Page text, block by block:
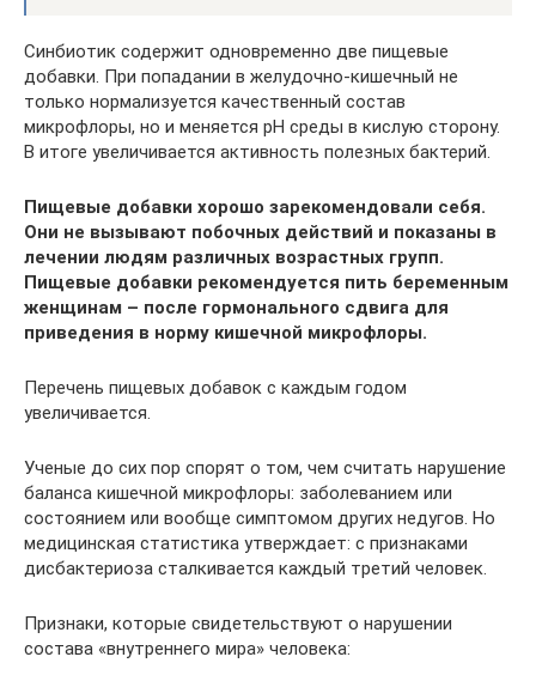
Синбиотик содержит одновременно две пищевые
добавки. При попадании в желудочно-кишечный не
только нормализуется качественный состав
микрофлоры, но и меняется pH среды в кислую сторону.
В итоге увеличивается активность полезных бактерий.
Пищевые добавки хорошо зарекомендовали себя.
Они не вызывают побочных действий и показаны в
лечении людям различных возрастных групп.
Пищевые добавки рекомендуется пить беременным
женщинам – после гормонального сдвига для
приведения в норму кишечной микрофлоры.
Перечень пищевых добавок с каждым годом
увеличивается.
Ученые до сих пор спорят о том, чем считать нарушение
баланса кишечной микрофлоры: заболеванием или
состоянием или вообще симптомом других недугов. Но
медицинская статистика утверждает: с признаками
дисбактериоза сталкивается каждый третий человек.
Признаки, которые свидетельствуют о нарушении
состава «внутреннего мира» человека: